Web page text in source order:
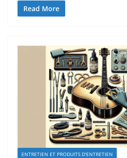
Read More
ENTRETIEN ET PRODUITS D'ENTRETIEN